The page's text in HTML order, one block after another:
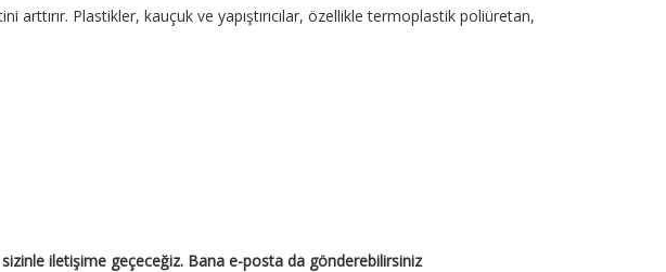
Plastikler, kauçuk ve yapıştırıcılar, özellikle termoplastik poliüretan,
iletişime geçeceğiz. Bana e-posta da gönderebilirsiniz